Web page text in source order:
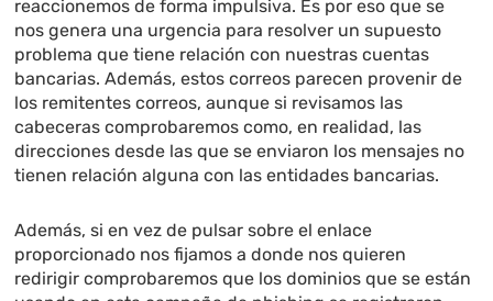
reaccionemos de forma impulsiva. Es por eso que se
nos genera una urgencia para resolver un supuesto
problema que tiene relación con nuestras cuentas
bancarias. Además, estos correos parecen provenir de
los remitentes correos, aunque si revisamos las
cabeceras comprobaremos como, en realidad, las
direcciones desde las que se enviaron los mensajes no
tienen relación alguna con las entidades bancarias.
Además, si en vez de pulsar sobre el enlace
proporcionado nos fijamos a donde nos quieren
redirigir comprobaremos que los dominios que se están